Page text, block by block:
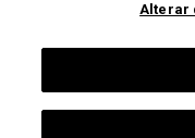
Alterar